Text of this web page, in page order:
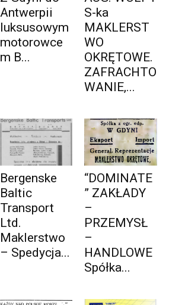
Antwerpii
luksusowym
motorowce
m B...
S-ka
MAKLERST
WO
OKRĘTOWE.
ZAFRACHTO
WANIE,...
Bergenske
Baltic
Transport
Ltd.
Maklerstwo
– Spedycja...
“DOMINATE
” ZAKŁADY
–
PRZEMYSŁ
–
HANDLOWE
Spółka...